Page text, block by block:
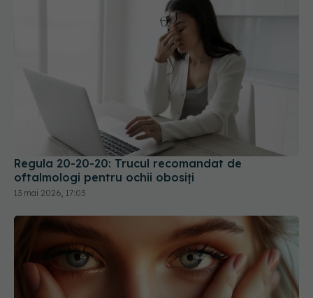
Regula 20-20-20: Trucul recomandat de
oftalmologi pentru ochii obosiți
13 mai 2026, 17:03